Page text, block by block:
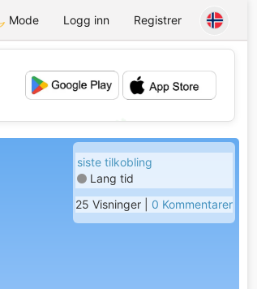
Mode Logg inn Registrer
💕
siste tilkobling
Lang tid
25 Visninger | 0 Kommentarer